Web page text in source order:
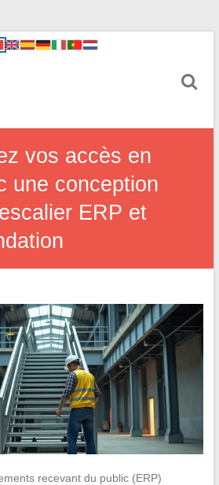
vos accès en
une conception
ERP et
recevant du public (ERP)